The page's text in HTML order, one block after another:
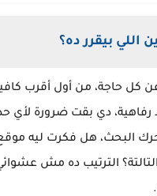
اللي بيقرر ده؟
كل حاجة، من أول أقرب
دي بقت ضرورة لأي
البحث، هل فكرت ليه
الترتيب ده مش